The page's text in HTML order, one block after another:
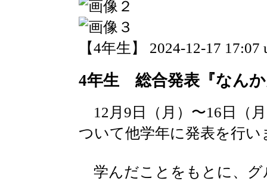
【4年生】 2024-12-17 17:07
4年生 総合発表『なん
12月9日（月）〜16日（
ついて他学年に発表を行い
学んだことをもとに、グ